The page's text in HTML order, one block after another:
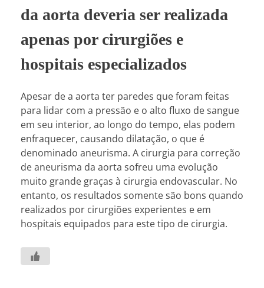
da aorta deveria ser realizada
apenas por cirurgiões e
hospitais especializados
Apesar de a aorta ter paredes que foram feitas
para lidar com a pressão e o alto fluxo de sangue
em seu interior, ao longo do tempo, elas podem
enfraquecer, causando dilatação, o que é
denominado aneurisma. A cirurgia para correção
de aneurisma da aorta sofreu uma evolução
muito grande graças à cirurgia endovascular. No
entanto, os resultados somente são bons quando
realizados por cirurgiões experientes e em
hospitais equipados para este tipo de cirurgia.